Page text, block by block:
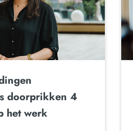
doorprikken 4
het werk